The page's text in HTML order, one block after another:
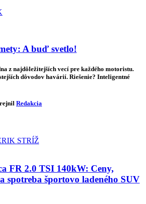
A buď svetlo!
z najdôležitejších vecí pre každého motoristu.
dôvodov havárií. Riešenie? Inteligentné
Redakcia
STRÍŽ
FR 2.0 TSI 140kW: Ceny,
spotreba športovo ladeného SUV